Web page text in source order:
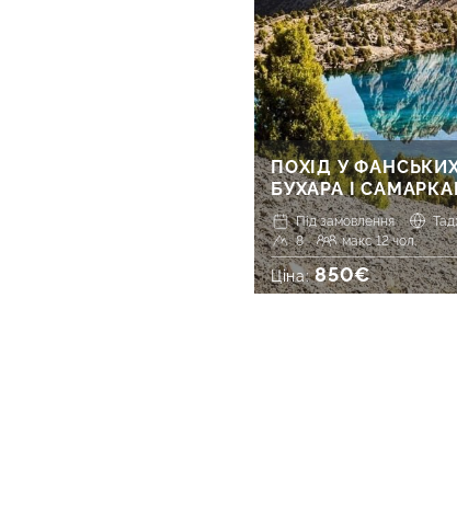
ПОХІД У
БУХАРА І
Під замовлення
8
макс 12 чол.
Ціна:850€